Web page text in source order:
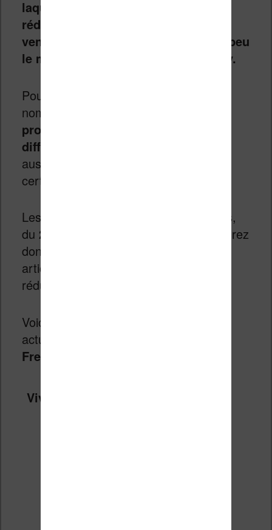
laquelle les sites français font des
réductions sur les produits qu’ils
vendent. Le but est de répliquer un peu
le modèle américain du Black Friday.
Pour cette opération commerciale, de
nombreux sites Internet font
promotions intéressantes sur
différents produits
aussi des coupons de réduction chez
certains vendeurs.
Les French Days durent plusieurs jours,
du 24 au 30 septembre 2025
, vous aurez
donc des réductions sur de nombreux
articles, en fonction des promotions et
réductions qui se présentent.
Voici pour l’instant les liseuses
actuellement en réduction
French Days
Vivlio Light HD Color + Housse